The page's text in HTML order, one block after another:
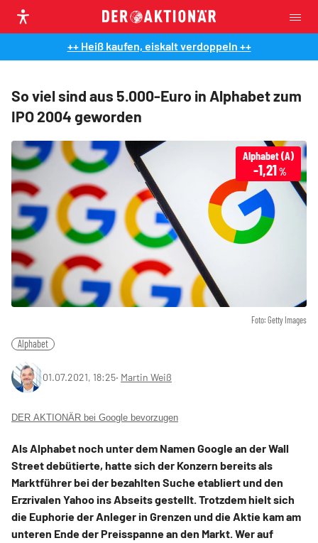
++ Heiß kaufen, eiskalt verdoppeln ++
So viel sind aus 5.000-Euro in Alphabet zum
IPO 2004 geworden
Foto: Getty Images
Alphabet (A)
-1,21 %
Alphabet
01.07.2021, 18:25‧ Martin Weiß
DER AKTIONÄR bei Google bevorzugen
Als Alphabet noch unter dem Namen Google an der Wall
Street debütierte, hatte sich der Konzern bereits als
Marktführer bei der bezahlten Suche etabliert und den
Erzrivalen Yahoo ins Abseits gestellt. Trotzdem hielt sich
die Euphorie der Anleger in Grenzen und die Aktie kam am
unteren Ende der Preisspanne an den Markt. Wer auf